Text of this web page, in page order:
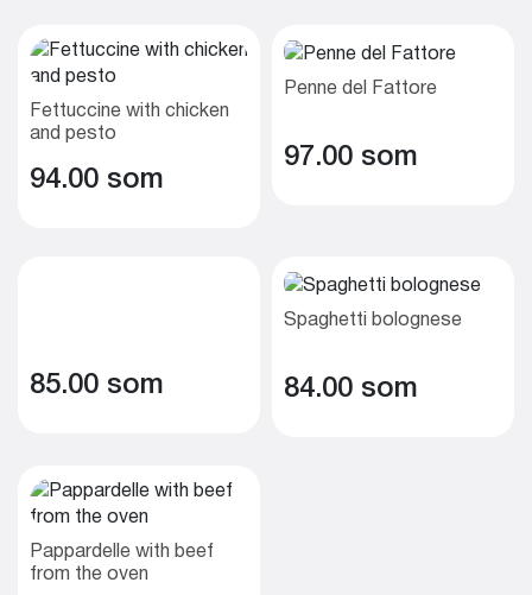
Fettuccine with chicken
and pesto
94.00 som
Penne del Fattore
97.00 som
85.00 som
Spaghetti bolognese
84.00 som
Pappardelle with beef
from the oven